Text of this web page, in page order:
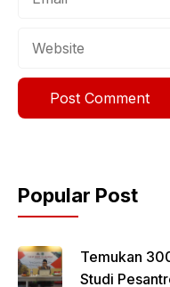
Popular Post
Temukan
Studi